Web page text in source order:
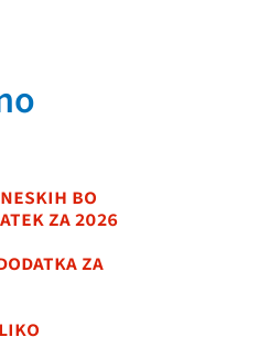
bo
za 2026
za